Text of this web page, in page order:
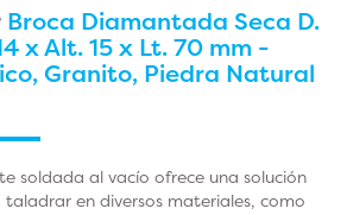
Broca Diamantada Seca D.
x Alt. 15 x Lt. 70 mm -
Granito, Piedra Natural
soldada al vacío ofrece una solución
en diversos materiales, como